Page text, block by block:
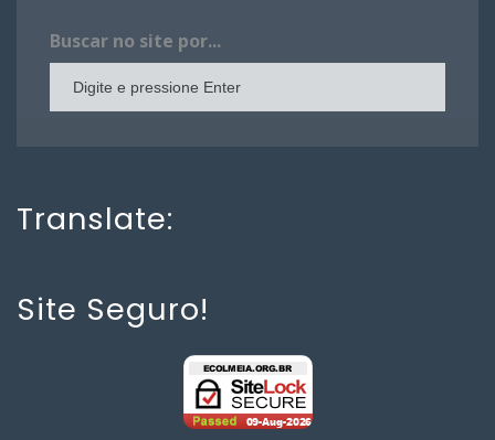
Buscar no site por...
Translate:
Site Seguro!